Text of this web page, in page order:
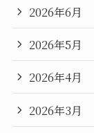
2026年6月
2026年5月
2026年4月
2026年3月